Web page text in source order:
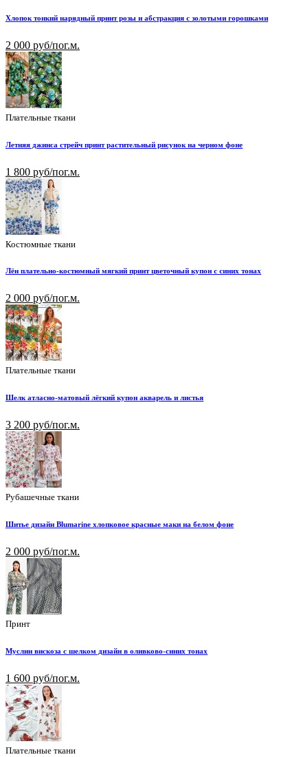
Хлопок тонкий нарядный принт розы и абстракция с золотыми горошками
2 000 руб/пог.м.
Плательные ткани
Летняя джинса стрейч принт растительный рисунок на черном фоне
1 800 руб/пог.м.
Костюмные ткани
Лён плательно-костюмный мягкий принт цветочный купон с синих тонах
2 000 руб/пог.м.
Плательные ткани
Шелк атласно-матовый лёгкий купон акварель и листья
3 200 руб/пог.м.
Рубашечные ткани
Шитье дизайн Blumarine хлопковое красные маки на белом фоне
2 000 руб/пог.м.
Принт
Муслин вискоза с шелком дизайн в оливково-синих тонах
1 600 руб/пог.м.
Плательные ткани